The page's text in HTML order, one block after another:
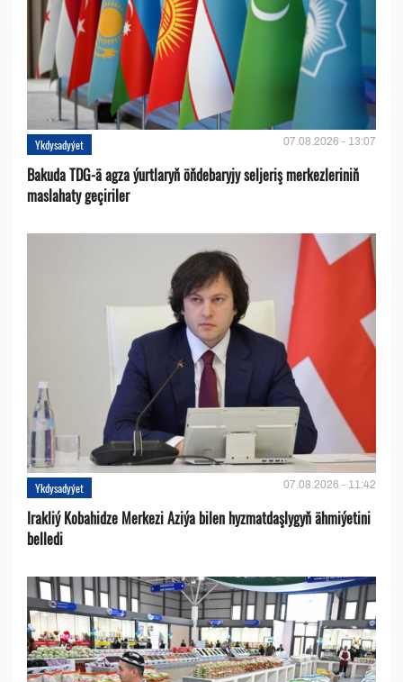
Ykdysadyýet 07.08.2026 - 13:07
Bakuda TDG-ä agza ýurtlaryň öňdebaryjy seljeriş merkezleriniň
maslahaty geçiriler
Ykdysadyýet 07.08.2026 - 11:42
Irakliý Kobahidze Merkezi Aziýa bilen hyzmatdaşlygyň ähmiýetini
belledi